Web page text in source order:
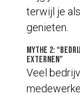
terwijl je
genieten.
Mythe 2:
externen”
Veel